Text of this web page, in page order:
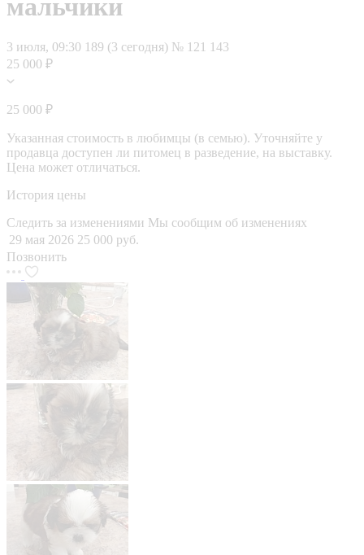
мальчики
3 июля, 09:30 189 (3 сегодня) № 121 143
25 000 ₽
25 000 ₽
Указанная стоимость в любимцы (в семью). Уточняйте у
продавца доступен ли питомец в разведение, на выставку.
Цена может отличаться.
История цены
Следить за изменениями Мы сообщим об изменениях
29 мая 2026 25 000 руб.
Позвонить